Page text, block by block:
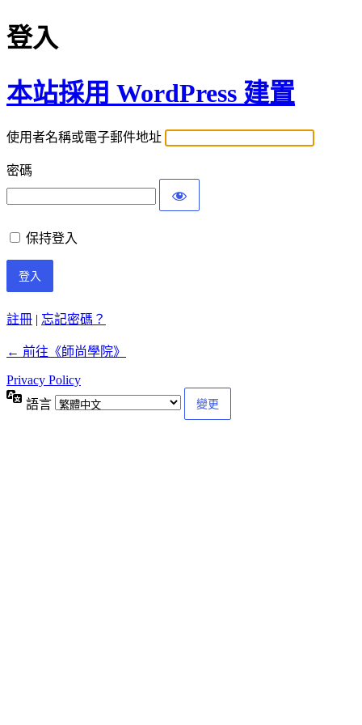
登入
本站採用 WordPress 建置
使用者名稱或電子郵件地址
密碼
保持登入
註冊 | 忘記密碼？
← 前往《師尚學院》
Privacy Policy
語言